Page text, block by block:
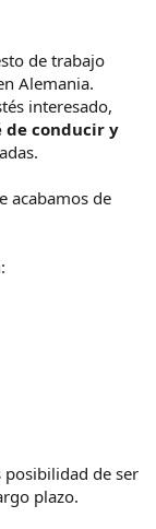
de trabajo
Alemania.
interesado,
de conducir y
acabamos de
posibilidad de ser
plazo.